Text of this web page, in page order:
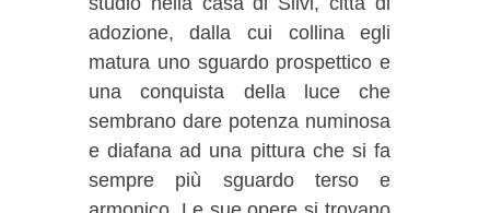
adozione, dalla cui collina egli
matura uno sguardo prospettico e
una conquista della luce che
sembrano dare potenza numinosa
e diafana ad una pittura che si fa
sempre più sguardo terso e